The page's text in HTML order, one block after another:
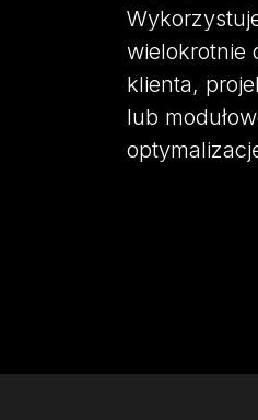
wielokrotnie
klienta,
lub